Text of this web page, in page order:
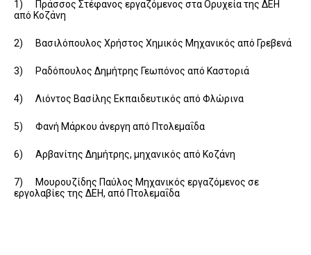
1) Πράσσος Στέφανος εργαζόμενος στα Ορυχεία της ΔΕΗ
από Κοζάνη
2) Βασιλόπουλος Χρήστος Χημικός Μηχανικός από Γρεβενά
3) Ραδόπουλος Δημήτρης Γεωπόνος από Καστοριά
4) Λιόντος Βασίλης Εκπαιδευτικός από Φλώρινα
5) Φανή Μάρκου άνεργη από Πτολεμαΐδα
6) Αρβανίτης Δημήτρης, μηχανικός από Κοζάνη
7) Μουρουζίδης Παύλος Μηχανικός εργαζόμενος σε
εργολαβίες της ΔΕΗ, από Πτολεμαΐδα